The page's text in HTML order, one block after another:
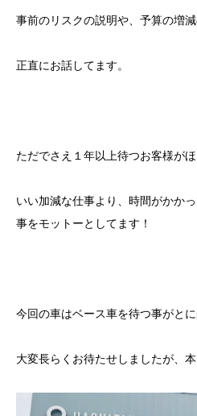
事前のリスクの説明や、予算の増減
正直にお話してます。
ただでさえ１年以上待つお客様がほ
いい加減な仕事より、時間がかか
事をモットーとしてます！
今回の車はベース車を待つ事がと
大変長らくお待たせしましたが、